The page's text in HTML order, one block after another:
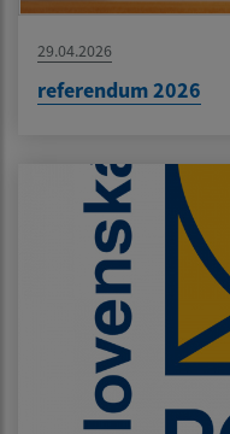
29.04.2026
referendum 2026